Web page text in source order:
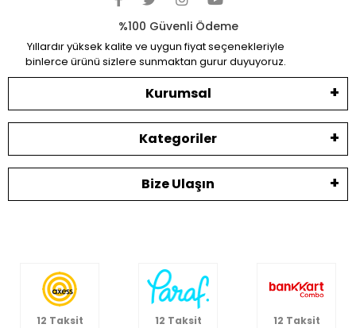
%100 Güvenli Ödeme
Yıllardır yüksek kalite ve uygun fiyat seçenekleriyle
binlerce ürünü sizlere sunmaktan gurur duyuyoruz.
Kurumsal
Kategoriler
Bize Ulaşın
12 Taksit 12 Taksit 12 Taksit